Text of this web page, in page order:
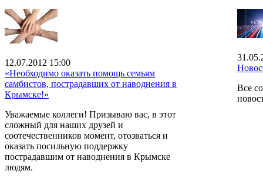
12.07.2012 15:00
«Необходимо оказать помощь семьям
самбистов, пострадавших от наводнения в
Крымске!»
Уважаемые коллеги! Призываю вас, в этот
сложный для наших друзей и
соотечественников момент, отозваться и
оказать посильную поддержку
пострадавшим от наводнения в Крымске
людям.
Все